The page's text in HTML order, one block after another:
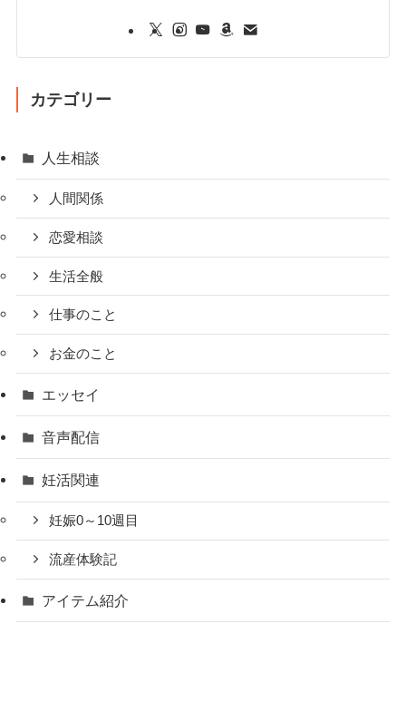
カテゴリー
人生相談
人間関係
恋愛相談
生活全般
仕事のこと
お金のこと
エッセイ
音声配信
妊活関連
妊娠0～10週目
流産体験記
アイテム紹介